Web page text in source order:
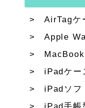
AirTagケ
Apple
iPadケー
iPadソフ